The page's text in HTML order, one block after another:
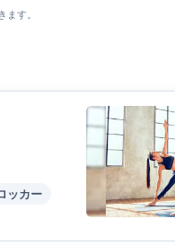
す。
ッカー